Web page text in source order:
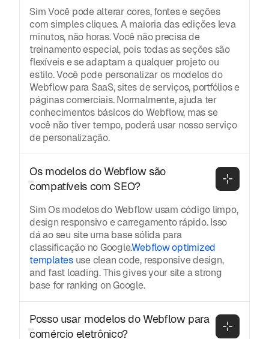
Sim Você pode alterar cores, fontes e seções
com simples cliques. A maioria das edições leva
minutos, não horas. Você não precisa de
treinamento especial, pois todas as seções são
flexíveis e se adaptam a qualquer projeto ou
estilo. Você pode personalizar os modelos do
Webflow para SaaS, sites de serviços, portfólios e
páginas comerciais. Normalmente, ajuda ter
conhecimentos básicos do Webflow, mas se
você não tiver tempo, poderá usar nosso serviço
de personalização.
Os modelos do Webflow são
compatíveis com SEO?
Sim Os modelos do Webflow usam código limpo,
design responsivo e carregamento rápido. Isso
dá ao seu site uma base sólida para
classificação no Google.Webflow optimized
templatesuse clean code, responsive design,
and fast loading. This gives your site a strong
base for ranking on Google.
Posso usar modelos do Webflow para
comércio eletrônico?